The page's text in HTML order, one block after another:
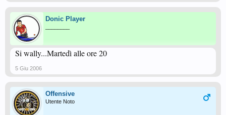
Donic Player
Si wally...Martedì alle ore 20
5 Giu 2006
Offensive
Utente Noto